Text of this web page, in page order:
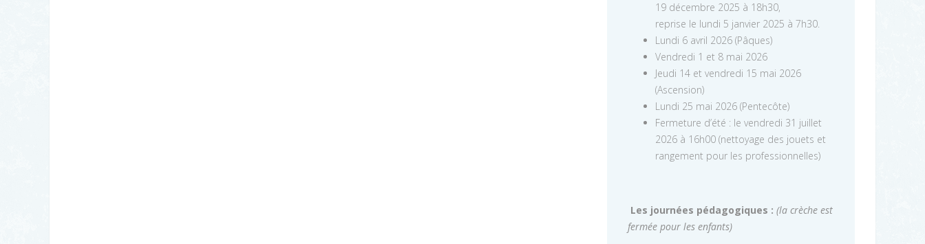
19 décembre 2025 à 18h30,
reprise le lundi 5 janvier 2025 à 7h30.
Lundi 6 avril 2026 (Pâques)
Vendredi 1 et 8 mai 2026
Jeudi 14 et vendredi 15 mai 2026
(Ascension)
Lundi 25 mai 2026 (Pentecôte)
Fermeture d’été : le vendredi 31 juillet
2026 à 16h00 (nettoyage des jouets et
rangement pour les professionnelles)
Les journées pédagogiques : (la crèche est
fermée pour les enfants)